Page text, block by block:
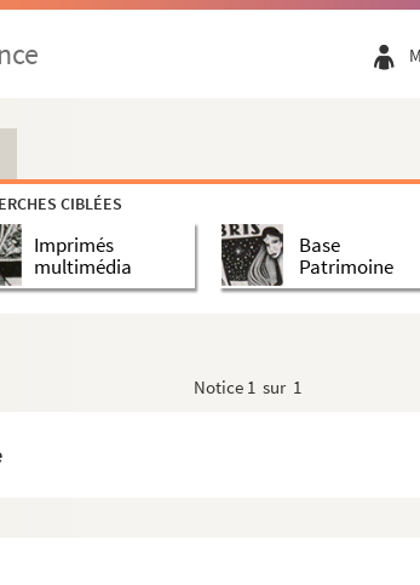
CIBLÉES
Imprimés
multimédia
Base
Patrimoine
Notice 1 sur 1